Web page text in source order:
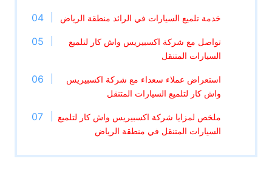
خدمة تلميع السيارات في الرائد منطقة الرياض
تواصل مع شركة اكسبيريس واش كار لتلميع
السيارات المتنقل
استعراض عملاء سعداء مع شركة اكسبيريس
واش كار لتلميع السيارات المتنقل
ملخص لمزايا شركة اكسبيريس واش كار لتلميع
السيارات المتنقل في منطقة الرياض